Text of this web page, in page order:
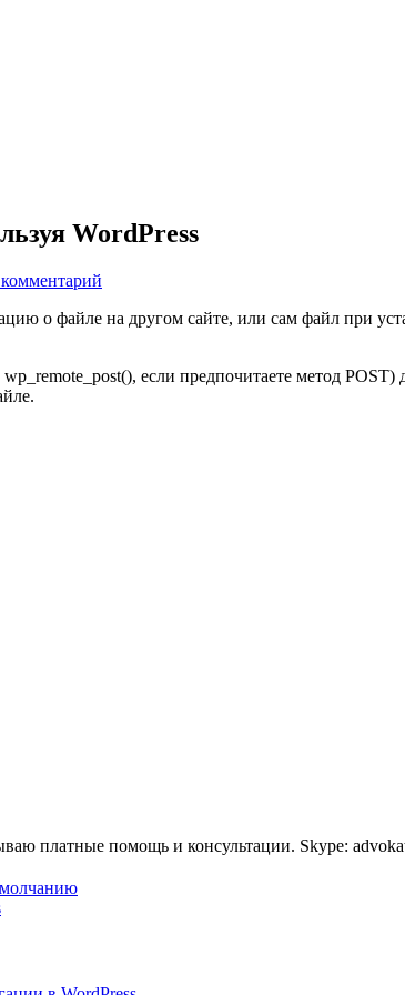
WordPress
о файле на другом сайте, или сам файл при
если предпочитаете метод
платные помощь и консультации. Skype: